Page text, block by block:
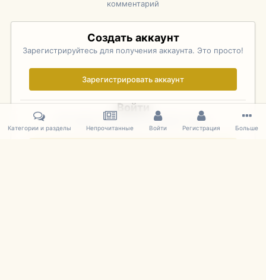
комментарий
Создать аккаунт
Зарегистрируйтесь для получения аккаунта. Это просто!
Зарегистрировать аккаунт
Войти
Уже зарегистрированы? Войдите здесь.
Категории и разделы Непрочитанные Войти Регистрация Больше